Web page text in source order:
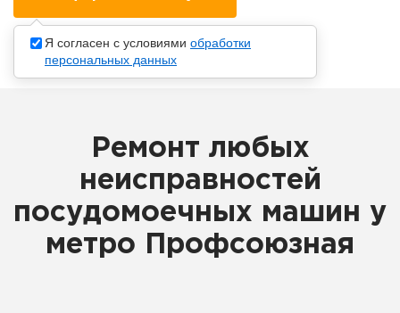
Ремонт любых
неисправностей
посудомоечных машин у
метро Профсоюзная
Я согласен с условиями обработки
персональных данных